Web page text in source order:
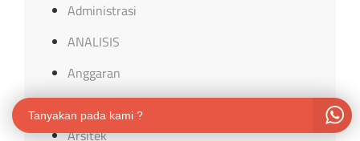
Administrasi
ANALISIS
Anggaran
Arsitek
Tanyakan pada kami ?